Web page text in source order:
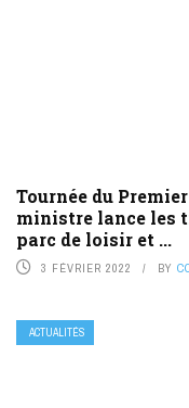
Tournée du
ministre lance les
parc de loisir et ...
3 FÉVRIER 2022 BY
ACTUALITÉS